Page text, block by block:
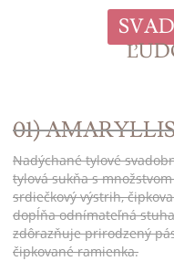
01)
Nadýchané tylové
tylová sukňa s
srdiečkový výstrih,
dopĺňa odnímateľná
zdôrazňuje prirodzený
čipkované ramienka.